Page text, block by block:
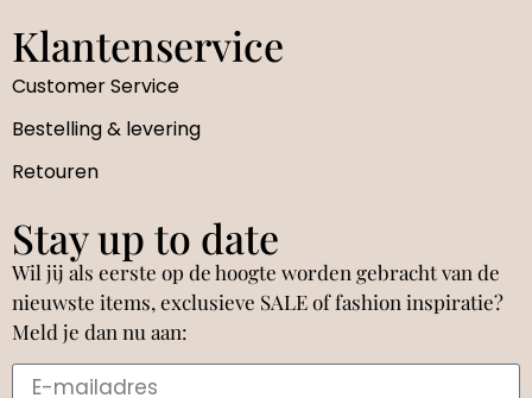
Klantenservice
Customer Service
Bestelling & levering
Retouren
Stay up to date
Wil jij als eerste op de hoogte worden gebracht van de
nieuwste items, exclusieve SALE of fashion inspiratie?
Meld je dan nu aan: